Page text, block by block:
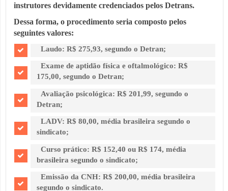
instrutores devidamente credenciados pelos Detrans.
Dessa forma, o procedimento seria composto pelos
seguintes valores:
Laudo: R$ 275,93, segundo o Detran;
Exame de aptidão física e oftalmológico: R$
175,00, segundo o Detran;
Avaliação psicológica: R$ 201,99, segundo o
Detran;
LADV: R$ 80,00, média brasileira segundo o
sindicato;
Curso prático: R$ 152,40 ou R$ 174, média
brasileira segundo o sindicato;
Emissão da CNH: R$ 200,00, média brasileira
segundo o sindicato.